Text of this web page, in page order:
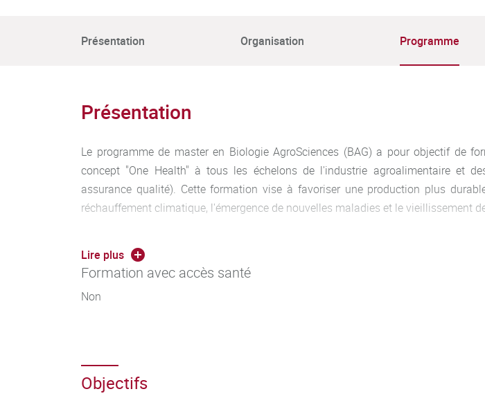
Présentation Organisation Programme
Présentation
Le programme de master en Biologie AgroSciences (BAG) a pour objectif de
concept "One Health" à tous les échelons de l'industrie agroalimentaire et
assurance qualité). Cette formation vise à favoriser une production plus
réchauffement climatique, l'émergence de nouvelles maladies et le vieillissement
les biotechnologies et les sciences des aliments.
Le master BAG se décompose en 6 parcours (B2IPME : Biotechnologie et
Lire plus
Formation avec accès santé
Non
Objectifs